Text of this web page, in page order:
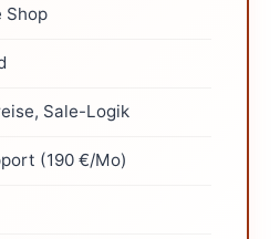
Shop
Sale-Logik
(190 €/Mo)